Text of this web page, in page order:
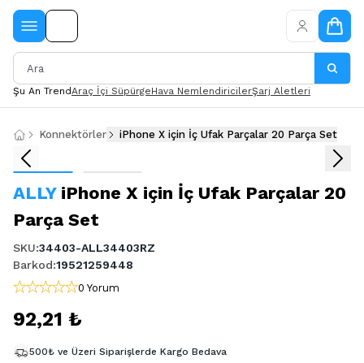
Şu An TrendAraç İçi SüpürgeHava NemlendiricilerŞarj Aletleri
Konnektörler iPhone X için İç Ufak Parçalar 20 Parça Set
ALLY iPhone X için İç Ufak Parçalar 20
Parça Set
SKU:34403-ALL34403RZ
Barkod:19521259448
0 Yorum
92,21 ₺
500₺ ve Üzeri Siparişlerde Kargo Bedava